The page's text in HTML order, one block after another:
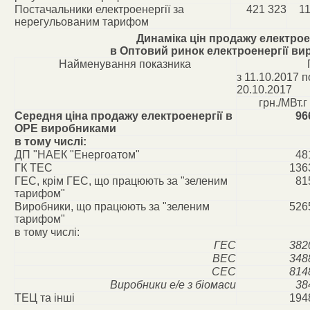
Постачальники електроенергії за
нерегульованим тарифом
421 323
Динаміка цін продажу
в Оптовий ринок електроенергії
Найменування показника
з 11.10.2017
20.10.2017
грн./МВт.г
Середня ціна продажу електроенергії в
ОРЕ виробниками
в тому числі:
ДП "НАЕК "Енергоатом"
ГК ТЕС
ГЕС, крім ГЕС, що працюють за "зеленим
тарифом"
Виробники, що працюють за "зеленим
тарифом"
в тому числі:
ГЕС
ВЕС
СЕС
Виробники е/е з біомаси
ТЕЦ та інші